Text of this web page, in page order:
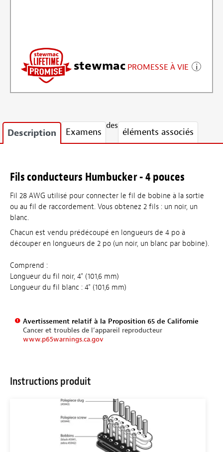
stewmac PROMESSE À VIE
Description Examens
des
éléments associés
Fils conducteurs Humbucker - 4 pouces
Fil 28 AWG utilisé pour connecter le fil de bobine à la sortie
ou au fil de raccordement. Vous obtenez 2 fils : un noir, un
blanc.
Chacun est vendu prédécoupé en longueurs de 4 po à
découper en longueurs de 2 po (un noir, un blanc par bobine).
Comprend :
Longueur du fil noir, 4" (101,6 mm)
Longueur du fil blanc : 4" (101,6 mm)
Avertissement relatif à la Proposition 65 de Californie
Cancer et troubles de l’appareil reproducteur
www.p65warnings.ca.gov
Instructions produit